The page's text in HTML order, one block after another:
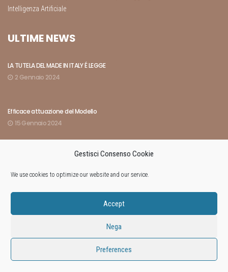
Gestisci Consenso Cookie
We use cookies to optimize our website and our service.
Accept
Nega
Preferences
Intelligenza Artificiale
ULTIME NEWS
LA TUTELA DEL MADE IN ITALY É LEGGE
2 Gennaio 2024
Efficace attuazione del Modello
15 Gennaio 2024
Indici rivelatori dell’amministrazione di fatto
Studio Avvocato Antonio Prade